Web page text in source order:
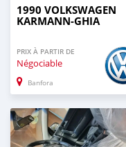
1990 VOLKSWAGEN
KARMANN-GHIA
PRIX À PARTIR DE
Négociable
Banfora